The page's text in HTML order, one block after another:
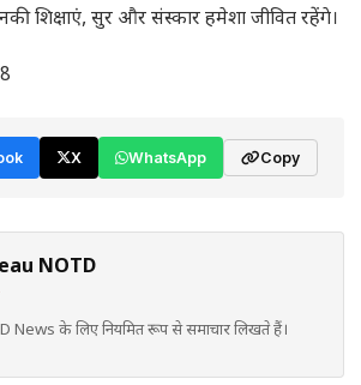
शिक्षाएं, सुर और संस्कार हमेशा जीवित रहेंगे।
X WhatsApp Copy
NOTD
News के लिए नियमित रूप से समाचार लिखते हैं।